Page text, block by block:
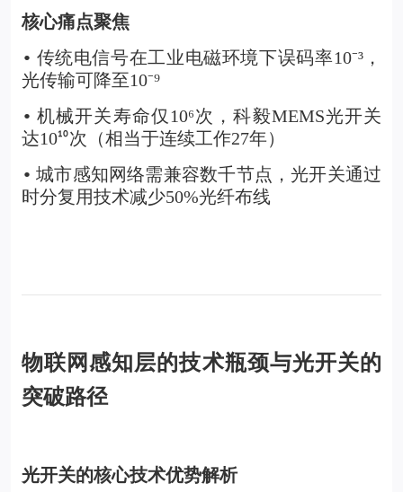
核心痛点聚焦
• 传统电信号在工业电磁环境下误码率10⁻³，
光传输可降至10⁻⁹
• 机械开关寿命仅10⁶次，科毅MEMS光开关
达10¹⁰次（相当于连续工作27年）
• 城市感知网络需兼容数千节点，光开关通过
时分复用技术减少50%光纤布线
物联网感知层的技术瓶颈与光开关的
突破路径
光开关的核心技术优势解析